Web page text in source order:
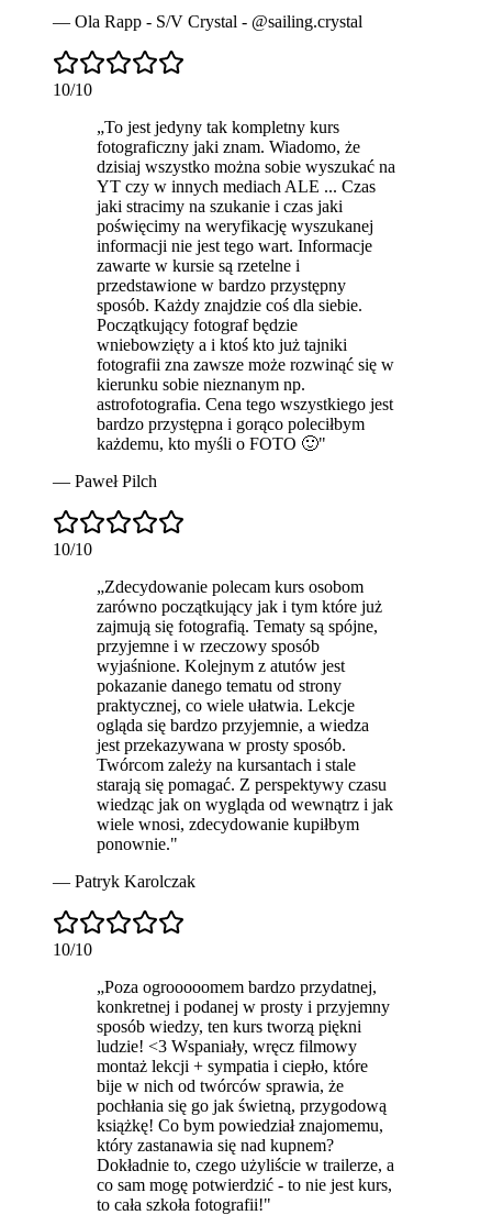
— Ola Rapp - S/V Crystal - @sailing.crystal
10/10
„To jest jedyny tak kompletny kurs
fotograficzny jaki znam. Wiadomo, że
dzisiaj wszystko można sobie wyszukać na
YT czy w innych mediach ALE ... Czas
jaki stracimy na szukanie i czas jaki
poświęcimy na weryfikację wyszukanej
informacji nie jest tego wart. Informacje
zawarte w kursie są rzetelne i
przedstawione w bardzo przystępny
sposób. Każdy znajdzie coś dla siebie.
Początkujący fotograf będzie
wniebowzięty a i ktoś kto już tajniki
fotografii zna zawsze może rozwinąć się w
kierunku sobie nieznanym np.
astrofotografia. Cena tego wszystkiego jest
bardzo przystępna i gorąco poleciłbym
każdemu, kto myśli o FOTO 🙂"
— Paweł Pilch
10/10
„Zdecydowanie polecam kurs osobom
zarówno początkujący jak i tym które już
zajmują się fotografią. Tematy są spójne,
przyjemne i w rzeczowy sposób
wyjaśnione. Kolejnym z atutów jest
pokazanie danego tematu od strony
praktycznej, co wiele ułatwia. Lekcje
ogląda się bardzo przyjemnie, a wiedza
jest przekazywana w prosty sposób.
Twórcom zależy na kursantach i stale
starają się pomagać. Z perspektywy czasu
wiedząc jak on wygląda od wewnątrz i jak
wiele wnosi, zdecydowanie kupiłbym
ponownie."
— Patryk Karolczak
10/10
„Poza ogrooooomem bardzo przydatnej,
konkretnej i podanej w prosty i przyjemny
sposób wiedzy, ten kurs tworzą piękni
ludzie! <3 Wspaniały, wręcz filmowy
montaż lekcji + sympatia i ciepło, które
bije w nich od twórców sprawia, że
pochłania się go jak świetną, przygodową
książkę! Co bym powiedział znajomemu,
który zastanawia się nad kupnem?
Dokładnie to, czego użyliście w trailerze, a
co sam mogę potwierdzić - to nie jest kurs,
to cała szkoła fotografii!"